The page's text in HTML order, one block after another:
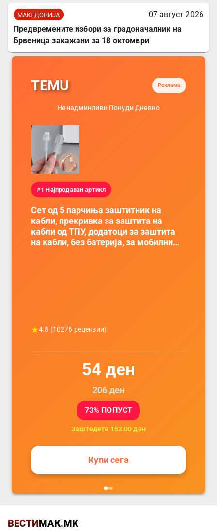
МАКЕДОНИЈА
07 август 2026
Предвремените избори за градоначалник на
Брвеница закажани за 18 октомври
TEMU Реклама
Ненадминливи Понуди Дневно
#1 Најпродаван артикл
Сет од 5 парчиња заштитник на
кабли, прекривка за заштита на
кабли од ТПУ, додатоци за заштита
на кабли, без батерија, за мобилни
4.8 (10276 рецензии)
54 ден
206ден
73% ПОПУСТ
Заштедете 152.00 ден
Купи сега
ВЕСТИМАК.MK